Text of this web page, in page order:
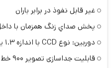
غير قابل نفوذ در برابر باران
پخش صداي زنگ همزمان با
دوربين: نوع CCD با اندازه 1.3 ينچ سوني سوپر HAD رنگي
قابلیت جداسازی تصویر 900 خط تلویزیونی